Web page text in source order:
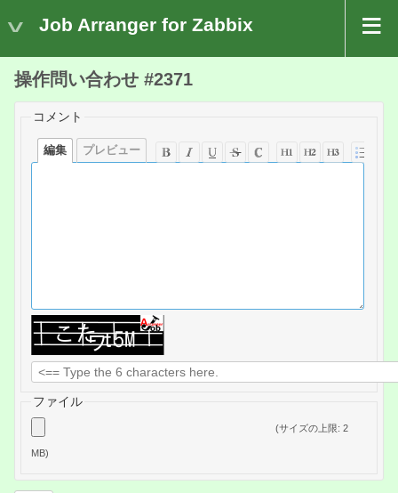
Job Arranger for Zabbix
操作問い合わせ #2371
コメント
編集 プレビュー
ファイル
MB)